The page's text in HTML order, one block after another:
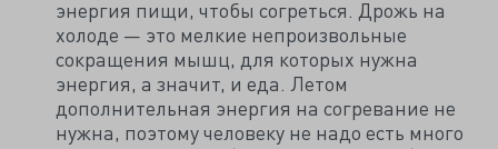
энергия пищи, чтобы согреться. Дрожь на
холоде — это мелкие непроизвольные
сокращения мышц, для которых нужна
энергия, а значит, и еда. Летом
дополнительная энергия на согревание не
нужна, поэтому человеку не надо есть много